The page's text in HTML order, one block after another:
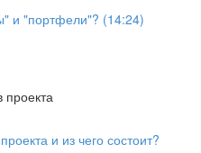
и "портфели"? (14:24)
проекта
и из чего состоит?